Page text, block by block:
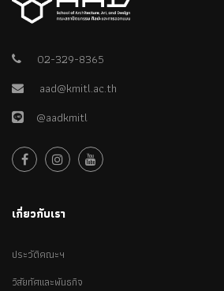
02-329-8365
aad@kmitl.ac.th
@aadkmitl
เกี่ยวกับเรา
ประวัติคณะฯ
วิสัยทัศและพันธกิจ